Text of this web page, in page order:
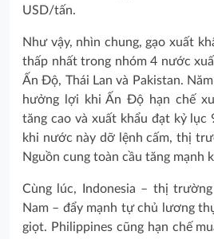
USD/tấn.
Như vậy, nhìn chung, gạo xuất
thấp nhất trong nhóm 4 nước
Ấn Độ, Thái Lan và Pakistan.
hưởng lợi khi Ấn Độ hạn chế
tăng cao và xuất khẩu đạt kỷ lục
khi nước này dỡ lệnh cấm, thị
Nguồn cung toàn cầu tăng mạnh
Cùng lúc, Indonesia – thị
Nam – đẩy mạnh tự chủ lương
giọt. Philippines cũng hạn chế